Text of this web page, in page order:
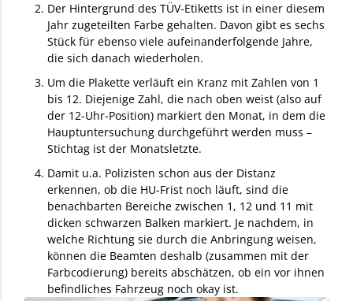
Der Hintergrund des TÜV-Etiketts ist in einer diesem
Jahr zugeteilten Farbe gehalten. Davon gibt es sechs
Stück für ebenso viele aufeinanderfolgende Jahre,
die sich danach wiederholen.
Um die Plakette verläuft ein Kranz mit Zahlen von 1
bis 12. Diejenige Zahl, die nach oben weist (also auf
der 12-Uhr-Position) markiert den Monat, in dem die
Hauptuntersuchung durchgeführt werden muss –
Stichtag ist der Monatsletzte.
Damit u.a. Polizisten schon aus der Distanz
erkennen, ob die HU-Frist noch läuft, sind die
benachbarten Bereiche zwischen 1, 12 und 11 mit
dicken schwarzen Balken markiert. Je nachdem, in
welche Richtung sie durch die Anbringung weisen,
können die Beamten deshalb (zusammen mit der
Farbcodierung) bereits abschätzen, ob ein vor ihnen
befindliches Fahrzeug noch okay ist.